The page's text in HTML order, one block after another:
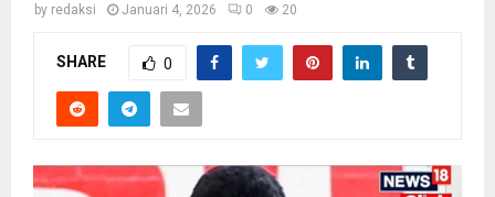
by redaksi Januari 4, 2026 0 20
SHARE 0